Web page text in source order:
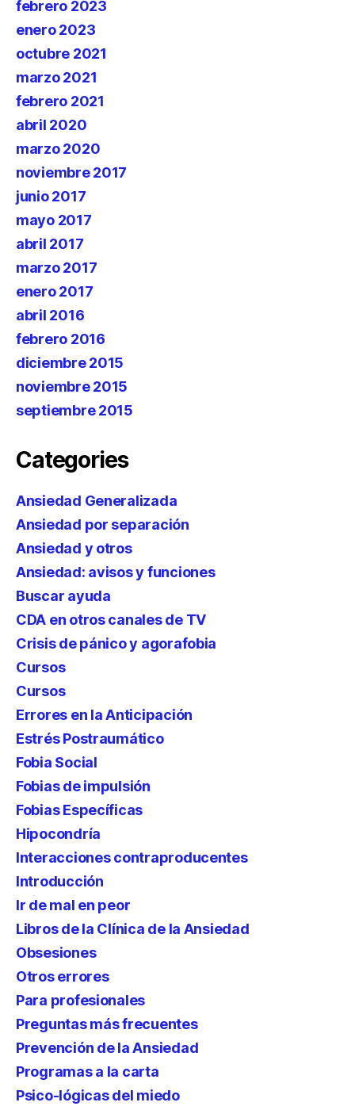
febrero 2023
enero 2023
octubre 2021
marzo 2021
febrero 2021
abril 2020
marzo 2020
noviembre 2017
junio 2017
mayo 2017
abril 2017
marzo 2017
enero 2017
abril 2016
febrero 2016
diciembre 2015
noviembre 2015
septiembre 2015
Categories
Ansiedad Generalizada
Ansiedad por separación
Ansiedad y otros
Ansiedad: avisos y funciones
Buscar ayuda
CDA en otros canales de TV
Crisis de pánico y agorafobia
Cursos
Cursos
Errores en la Anticipación
Estrés Postraumático
Fobia Social
Fobias de impulsión
Fobias Específicas
Hipocondría
Interacciones contraproducentes
Introducción
Ir de mal en peor
Libros de la Clínica de la Ansiedad
Obsesiones
Otros errores
Para profesionales
Preguntas más frecuentes
Prevención de la Ansiedad
Programas a la carta
Psico-lógicas del miedo